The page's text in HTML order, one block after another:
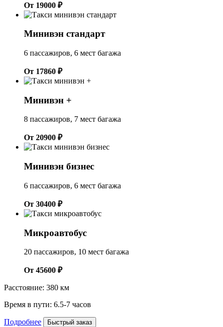
От 19000 ₽
Минивэн стандарт
6 пассажиров, 6 мест багажа
От 17860 ₽
Минивэн +
8 пассажиров, 7 мест багажа
От 20900 ₽
Минивэн бизнес
6 пассажиров, 6 мест багажа
От 30400 ₽
Микроавтобус
20 пассажиров, 10 мест багажа
От 45600 ₽
Расстояние: 380 км
Время в пути: 6.5-7 часов
Подробнее Быстрый заказ